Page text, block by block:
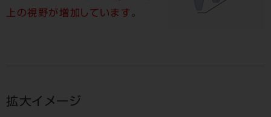
上の視野が増加しています。
拡大イメージ